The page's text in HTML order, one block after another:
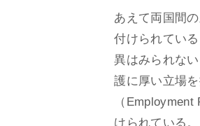
あえて両国間
付けられてい
異はみられな
護に厚い立場
（
けられている。